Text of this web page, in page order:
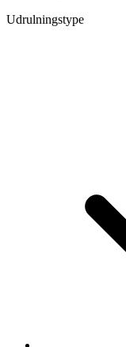
Udrulningstype